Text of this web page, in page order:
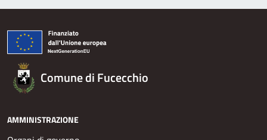
Comune di Fucecchio
AMMINISTRAZIONE